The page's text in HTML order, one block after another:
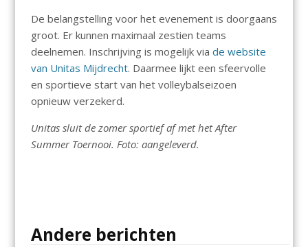
De belangstelling voor het evenement is doorgaans
groot. Er kunnen maximaal zestien teams
deelnemen. Inschrijving is mogelijk via de website
van Unitas Mijdrecht. Daarmee lijkt een sfeervolle
en sportieve start van het volleybalseizoen
opnieuw verzekerd.
Unitas sluit de zomer sportief af met het After
Summer Toernooi. Foto: aangeleverd.
Andere berichten